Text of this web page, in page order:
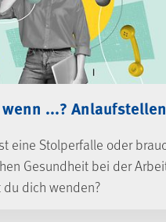
...? Anlaufstellen
eine Stolperfalle oder
Gesundheit bei der
dich wenden?